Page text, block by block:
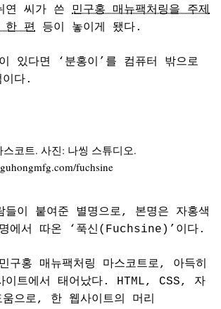
연 씨가 쓴 민구홍 매뉴팩처링을 주제
한 편 등이 놓이게 됐다.
있다면 ‘분홍이’를 컴퓨터 밖으로
이다.
스코트. 사진: 나씽 스튜디오.
fuchsine
들이 붙여준 별명으로, 본명은 자홍색
에서 따온 ‘푹신(Fuchsine)’이다.
구홍 매뉴팩처링 마스코트로, 아득히
이트에서 태어났다. HTML, CSS, 자
움으로, 한 웹사이트의 머리